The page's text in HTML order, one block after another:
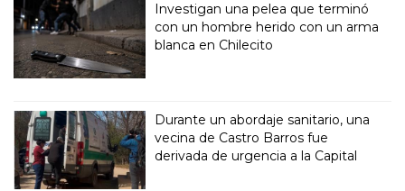
Investigan una pelea que terminó
con un hombre herido con un arma
blanca en Chilecito
Durante un abordaje sanitario, una
vecina de Castro Barros fue
derivada de urgencia a la Capital